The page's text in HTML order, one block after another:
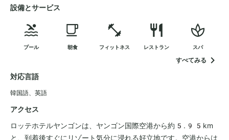
設備とサービス
プール 朝食 フィットネス レストラン スパ
すべてみる
対応言語
韓国語、 英語
アクセス
ロッテホテルヤンゴンは、ヤンゴン国際空港から約5.95km
と、到着後すぐにリゾート気分に浸れる好立地です。空港からは